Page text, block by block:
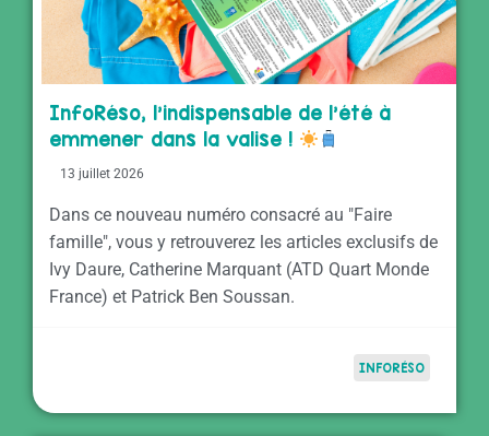
InfoRéso, l’indispensable de l’été à
emmener dans la valise !
13 juillet 2026
Dans ce nouveau numéro consacré au "Faire
famille", vous y retrouverez les articles exclusifs de
Ivy Daure, Catherine Marquant (ATD Quart Monde
France) et Patrick Ben Soussan.
INFORÉSO